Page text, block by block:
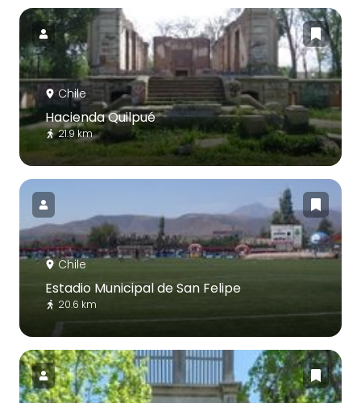
Chile
Hacienda Quilpué
21.9 km
Chile
Estadio Municipal de San Felipe
20.6 km